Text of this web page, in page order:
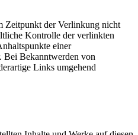
Zeitpunkt der Verlinkung nicht
Kontrolle der verlinkten
einer
Bei Bekanntwerden von
Links umgehend